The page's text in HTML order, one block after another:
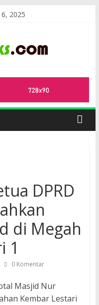
2025
DPRD
di Megah
1
0 Komentar
Masjid Nur
Kembar Lestari